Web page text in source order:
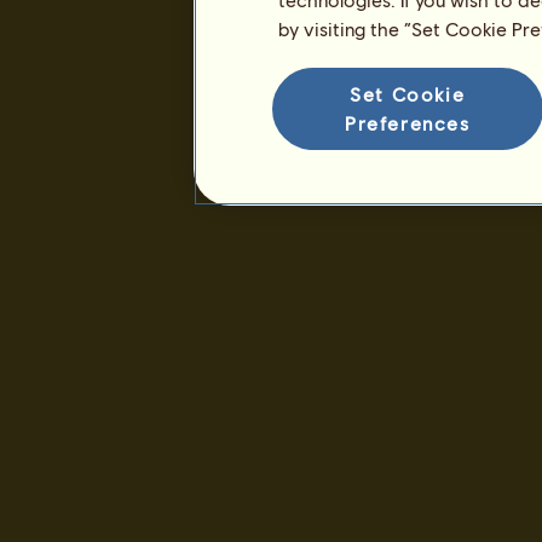
Ansiennitet :2290 dager
Reservere :
Tidligere eiere
by visiting the “Set Cookie
Set Cookie
Preferences